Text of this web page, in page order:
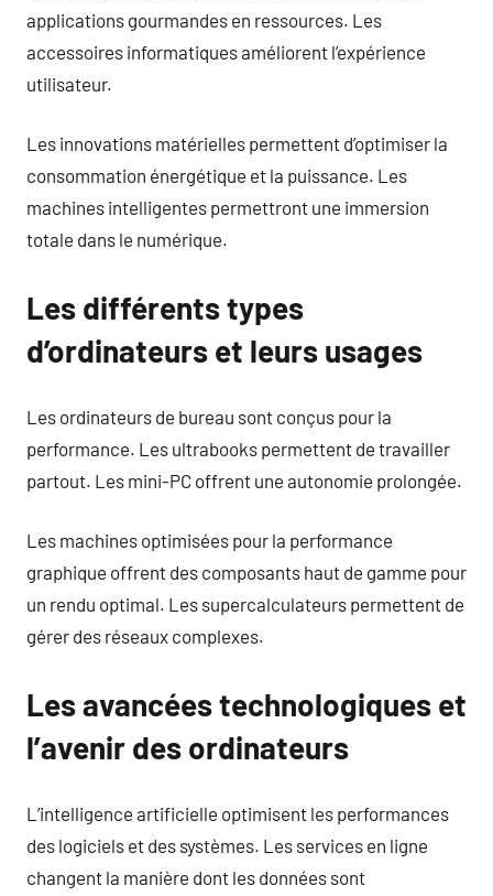
applications gourmandes en ressources. Les
accessoires informatiques améliorent l’expérience
utilisateur.
Les innovations matérielles permettent d’optimiser la
consommation énergétique et la puissance. Les
machines intelligentes permettront une immersion
totale dans le numérique.
Les différents types
d’ordinateurs et leurs usages
Les ordinateurs de bureau sont conçus pour la
performance. Les ultrabooks permettent de travailler
partout. Les mini-PC offrent une autonomie prolongée.
Les machines optimisées pour la performance
graphique offrent des composants haut de gamme pour
un rendu optimal. Les supercalculateurs permettent de
gérer des réseaux complexes.
Les avancées technologiques et
l’avenir des ordinateurs
L’intelligence artificielle optimisent les performances
des logiciels et des systèmes. Les services en ligne
changent la manière dont les données sont